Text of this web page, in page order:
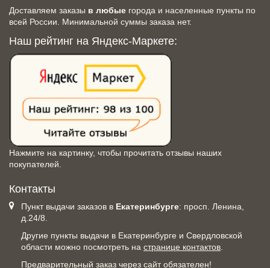
Доставляем заказы в любые города и населенные пункты по
всей России. Минимальной суммы заказа нет.
Наш рейтинг на Яндекс-Маркете:
Нажмите на картинку, чтобы прочитать отзывы наших
покупателей.
Контакты
Пункт выдачи заказов в Екатеринбурге: просп. Ленина,
д.24/8.
Другие пункты выдачи в Екатеринбурге и Свердловской
области можно посмотреть на странице контактов
Предварительный заказ через сайт обязателен!